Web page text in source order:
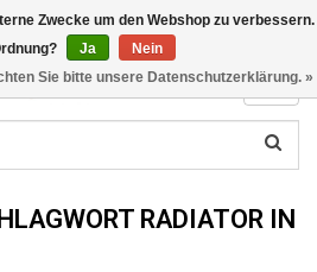
RADIATOR IN
Zwecke um den Webshop zu verbessern.
Ja
Nein
Sie bitte unsere Datenschutzerklärung. »